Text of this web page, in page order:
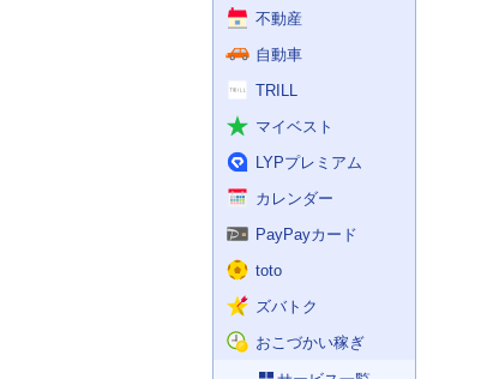
不動産
自動車
TRILL
マイベスト
LYPプレミアム
カレンダー
PayPayカード
toto
ズバトク
おこづかい稼ぎ